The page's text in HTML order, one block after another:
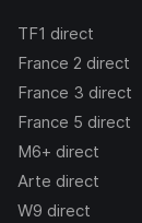
TF1 direct
France 2 direct
France 3 direct
France 5 direct
M6+ direct
Arte direct
W9 direct